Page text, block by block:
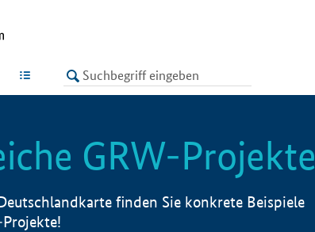
LISTE
GRW-Projekte
finden Sie konkrete Beispiele